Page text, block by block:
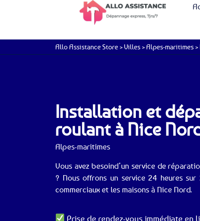
Allo Assistance Store >Villes >Alpes-maritimes >
Installation et
roulant à Nice
Alpes-maritimes
Vous avez besoind’un service de
? Nous offrons un service 24 heures
commerciaux et les maisons à Nice Nord.
Prise de rendez-vous immédiate